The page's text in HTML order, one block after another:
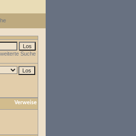
Suche
Verweise